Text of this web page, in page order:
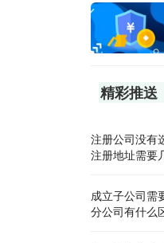
精彩推送
注册公司没有
注册地址需要
成立子公司需
分公司有什么